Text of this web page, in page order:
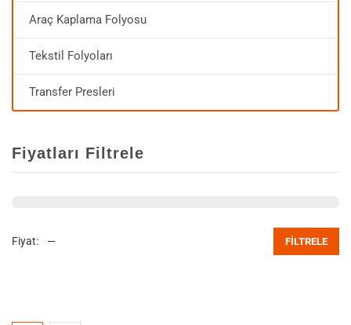
Araç Kaplama Folyosu
Tekstil Folyoları
Transfer Presleri
Fiyatları Filtrele
FILTRELE
Fiyat: —